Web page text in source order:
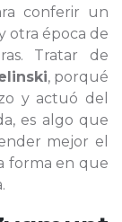
conferir un
otra época de
Tratar de
, porqué
y actuó del
es algo que
mejor el
forma en que